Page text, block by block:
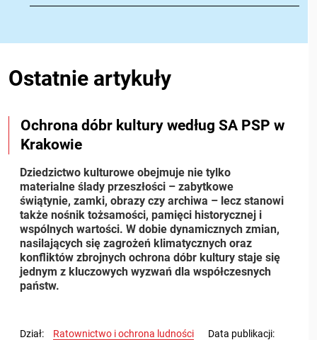
Ostatnie artykuły
Ochrona dóbr kultury według SA PSP w Krakowie
Ochrona dóbr kultury według SA PSP w
Krakowie
Dziedzictwo kulturowe obejmuje nie tylko
materialne ślady przeszłości – zabytkowe
świątynie, zamki, obrazy czy archiwa – lecz stanowi
także nośnik tożsamości, pamięci historycznej i
wspólnych wartości. W dobie dynamicznych zmian,
nasilających się zagrożeń klimatycznych oraz
konfliktów zbrojnych ochrona dóbr kultury staje się
jednym z kluczowych wyzwań dla współczesnych
państw.
Dział Ratownictwo i ochrona ludności
Data publikacji